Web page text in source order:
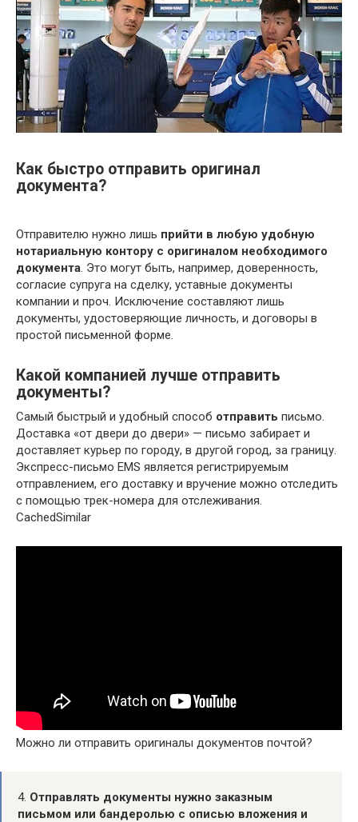
Как быстро отправить оригинал
документа?
Отправителю нужно лишь прийти в любую удобную
нотариальную контору с оригиналом необходимого
документа. Это могут быть, например, доверенность,
согласие супруга на сделку, уставные документы
компании и проч. Исключение составляют лишь
документы, удостоверяющие личность, и договоры в
простой письменной форме.
Какой компанией лучше отправить
документы?
Самый быстрый и удобный способ отправить письмо.
Доставка «от двери до двери» — письмо забирает и
доставляет курьер по городу, в другой город, за границу.
Экспресс-письмо EMS является регистрируемым
отправлением, его доставку и вручение можно отследить
с помощью трек-номера для отслеживания.
CachedSimilar
Можно ли отправить оригиналы документов почтой?
4. Отправлять документы нужно заказным
письмом или бандеролью с описью вложения и